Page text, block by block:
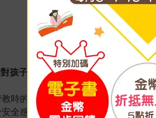
孩子的愛。
時的嚴厲言詞與神態，有時會不小
全感的缺乏。透過狐狸媽媽耐心